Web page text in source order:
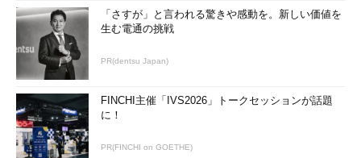
「さすが」と言われる驚きや感動を。新しい価値を
生む電通の挑戦
PR(dentsu Japan)
FINCHI主催「IVS2026」トークセッションが話題
に！
PR(FINCHI on GOETHE)